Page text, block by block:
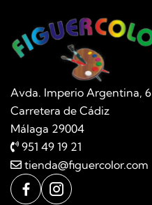
Avda. Imperio Argentina, 6
Carretera de Cádiz
Málaga 29004
951 49 19 21
tienda@figuercolor.com